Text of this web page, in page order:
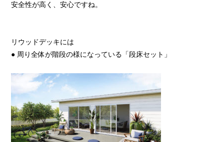
安全性が高く、安心ですね。
リウッドデッキには
● 周り全体が階段の様になっている「段床セット」